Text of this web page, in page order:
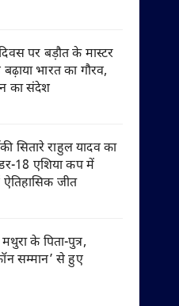
पर बड़ौत के मास्टर
भारत का गौरव,
का संदेश
सितारे राहुल यादव का
18 एशिया कप में
ऐतिहासिक जीत
के पिता-पुत्र,
सम्मान’ से हुए